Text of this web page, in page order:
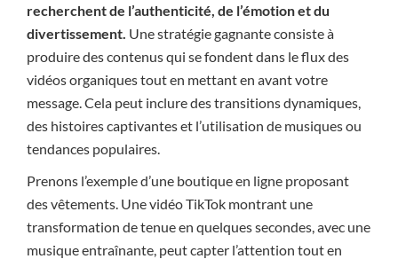
recherchent de l’authenticité, de l’émotion et du
divertissement. Une stratégie gagnante consiste à
produire des contenus qui se fondent dans le flux des
vidéos organiques tout en mettant en avant votre
message. Cela peut inclure des transitions dynamiques,
des histoires captivantes et l’utilisation de musiques ou
tendances populaires.
Prenons l’exemple d’une boutique en ligne proposant
des vêtements. Une vidéo TikTok montrant une
transformation de tenue en quelques secondes, avec une
musique entraînante, peut capter l’attention tout en